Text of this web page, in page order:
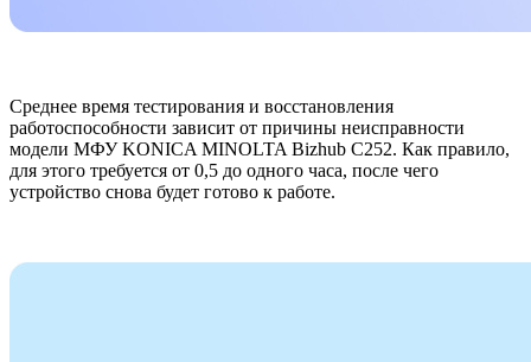
Среднее время тестирования и восстановления
работоспособности зависит от причины неисправности
модели МФУ KONICA MINOLTA Bizhub C252. Как правило,
для этого требуется от 0,5 до одного часа, после чего
устройство снова будет готово к работе.